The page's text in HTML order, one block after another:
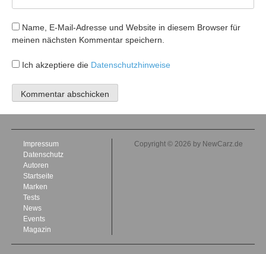
Name, E-Mail-Adresse und Website in diesem Browser für
meinen nächsten Kommentar speichern.
Ich akzeptiere die Datenschutzhinweise
Impressum
Datenschutz
Autoren
Startseite
Marken
Tests
News
Events
Magazin
Copyright © 2026 by NewCarz.de